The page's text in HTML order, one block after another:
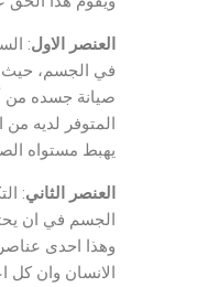
العنصر الاول:
في الجسم، حيث
صيانة جسده من
المتوفر لديه
يهبط مستواه
العنصر الثاني:
الجسم في ان
وهذا احدى
الانسان وان كل